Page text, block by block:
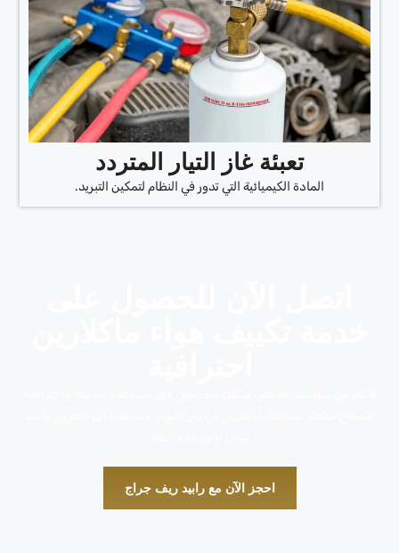
تعبئة غاز التيار المتردد
المادة الكيميائية التي تدور في النظام لتمكين التبريد.
احجز الآن مع رابيد ريف جراج